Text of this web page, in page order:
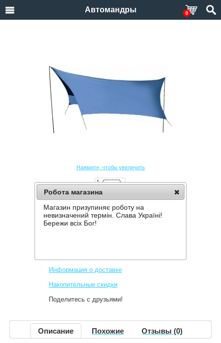
Автомандры 0
Нажмите, чтобы увеличить
ТЕНТ СО СТОЙКАМИ SOL TENT BLUE
Информация о доставке
Накопительные скидки
Поделитесь с друзьями!
Описание Похожие Отзывы (0)
Робота магазина
Магазин призупиняє роботу на
невизначений термін. Слава Україні!
Бережи всіх Бог!